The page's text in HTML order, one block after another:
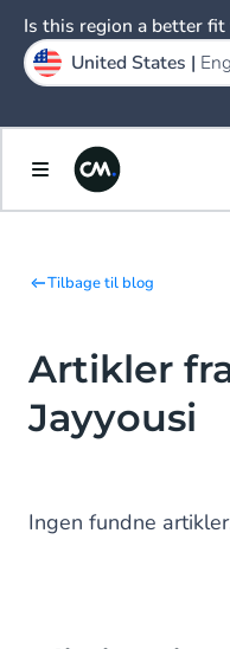
Tilbage til blog
Artikler
Jayyousi
Ingen fundne
Is this region a better fit
United States |